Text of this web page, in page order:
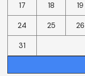
17 18 19
24 25 26
31